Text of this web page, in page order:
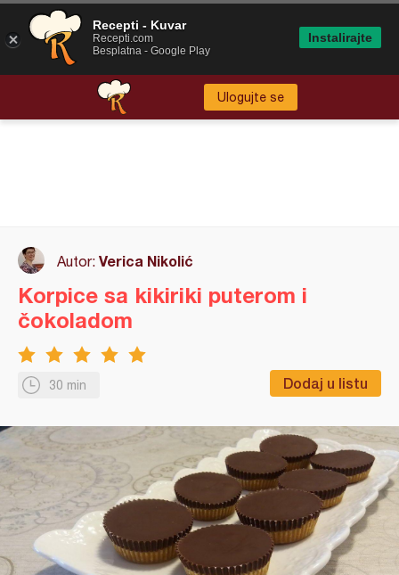
Ulogujte se
Autor: Verica Nikolić
30 min Dodaj u listu
Korpice sa kikiriki puterom i
čokoladom
Recepti - Kuvar
Recepti.com
Besplatna - Google Play
Instalirajte